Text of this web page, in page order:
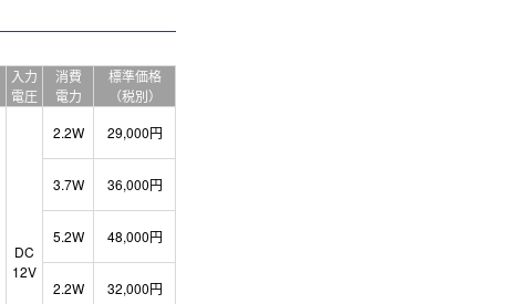
入力
電圧
消費
電力
標準価格
（税別）
DC
12V
2.2W 29,000円
3.7W 36,000円
5.2W 48,000円
2.2W 32,000円